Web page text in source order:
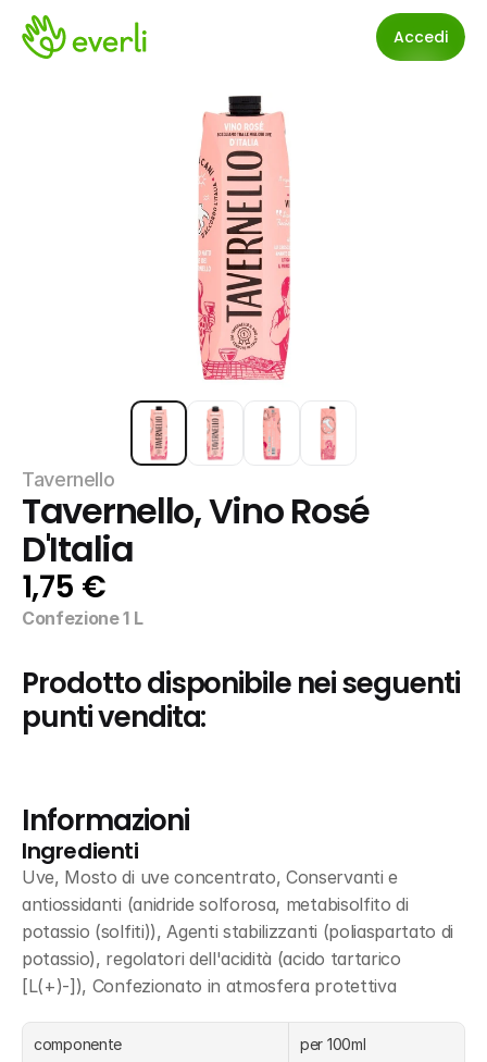
Accedi
Tavernello
Tavernello, Vino Rosé
D'Italia
1,75 €
Confezione 1 L
Prodotto disponibile nei seguenti
punti vendita:
Informazioni
Ingredienti
Uve, Mosto di uve concentrato, Conservanti e
antiossidanti (anidride solforosa, metabisolfito di
potassio (solfiti)), Agenti stabilizzanti (poliaspartato di
potassio), regolatori dell'acidità (acido tartarico
[L(+)-]), Confezionato in atmosfera protettiva
componente per 100ml